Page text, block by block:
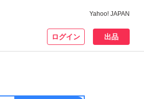
Yahoo! JAPAN
ログイン 出品